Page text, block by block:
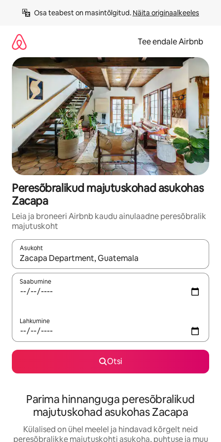
Osa teabest on masintõlgitud. Näita originaalkeeles
Tee endale Airbnb
Peresõbralikud majutuskohad asukohas
Zacapa
Leia ja broneeri Airbnb kaudu ainulaadne peresõbralik
majutuskoht
Asukoht
Kui tulemused on kuvatud, liigu ekraanil nooleklahvidega või
Saabumine
Lahkumine
Otsi
Parima hinnanguga peresõbralikud
majutuskohad asukohas Zacapa
Külalised on ühel meelel ja hindavad kõrgelt neid
peresõbralikke majutuskohti asukoha, puhtuse ja muu